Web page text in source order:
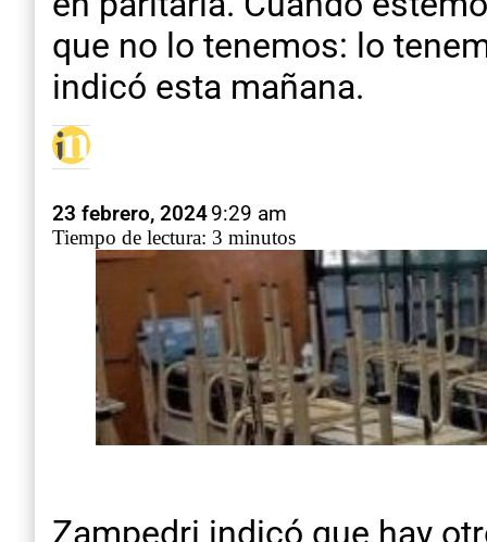
que no lo tenemos: lo
indicó esta mañana.
23 febrero, 20249:29 am
Tiempo de lectura: 3 minutos
Zampedri indicó que hay